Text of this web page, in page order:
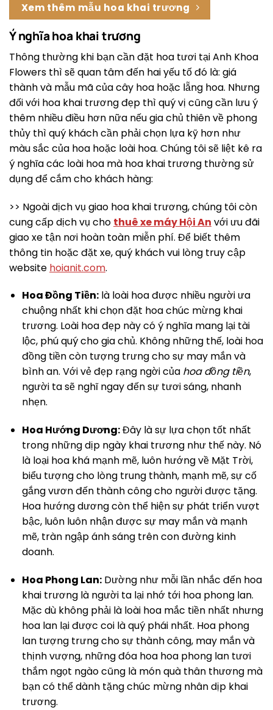
Xem thêm mẫu hoa khai trương
Ý nghĩa hoa khai trương
Thông thường khi bạn cần đặt hoa tươi tại Anh Khoa
Flowers thì sẽ quan tâm đến hai yếu tố đó là: giá
thành và mẫu mã của cây hoa hoặc lẵng hoa. Nhưng
đối với hoa khai trương đẹp thì quý vị cũng cần lưu ý
thêm nhiều điều hơn nữa nếu gia chủ thiên về phong
thủy thì quý khách cần phải chọn lựa kỹ hơn như
màu sắc của hoa hoặc loài hoa. Chúng tôi sẽ liệt kê ra
ý nghĩa các loài hoa mà hoa khai trương thường sử
dụng để cắm cho khách hàng:
>> Ngoài dịch vụ giao hoa khai trương, chúng tôi còn
cung cấp dịch vụ cho thuê xe máy Hội An với ưu đãi
giao xe tận nơi hoàn toàn miễn phí. Để biết thêm
thông tin hoặc đặt xe, quý khách vui lòng truy cập
website hoianit.com.
Hoa Đồng Tiền:là loài hoa được nhiều người ưa
chuộng nhất khi chọn đặt hoa chúc mừng khai
trương. Loài hoa đẹp này có ý nghĩa mang lại tài
lộc, phú quý cho gia chủ. Không những thế, loài hoa
đồng tiền còn tượng trưng cho sự may mắn và
bình an. Với vẻ đẹp rạng ngời của hoa đồng tiền,
người ta sẽ nghĩ ngay đến sự tươi sáng, nhanh
nhẹn.
Hoa Hướng Dương:Đây là sự lựa chọn tốt nhất
trong những dịp ngày khai trương như thế này. Nó
là loại hoa khá mạnh mẽ, luôn hướng về Mặt Trời,
biểu tượng cho lòng trung thành, mạnh mẽ, sự cố
gắng vươn đến thành công cho người được tặng.
Hoa hướng dương còn thể hiện sự phát triển vượt
bậc, luôn luôn nhận được sự may mắn và mạnh
mẽ, tràn ngập ánh sáng trên con đường kinh
doanh.
Hoa Phong Lan:Dường như mỗi lần nhắc đến hoa
khai trương là người ta lại nhớ tới hoa phong lan.
Mặc dù không phải là loài hoa mắc tiền nhất nhưng
hoa lan lại được coi là quý phái nhất. Hoa phong
lan tượng trưng cho sự thành công, may mắn và
thịnh vượng, những đóa hoa hoa phong lan tươi
thắm ngọt ngào cũng là món quà thân thương mà
bạn có thể dành tặng chúc mừng nhân dịp khai
trương.